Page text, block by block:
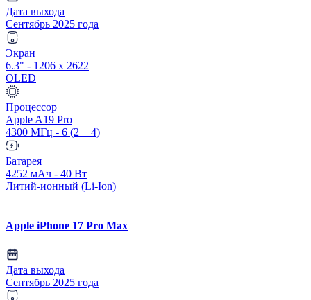
Дата выхода
Сентябрь 2025 года
Экран
6.3" - 1206 x 2622
OLED
Процессор
Apple A19 Pro
4300 МГц - 6 (2 + 4)
Батарея
4252 мАч - 40 Вт
Литий-ионный (Li-Ion)
Apple iPhone 17 Pro Max
Дата выхода
Сентябрь 2025 года